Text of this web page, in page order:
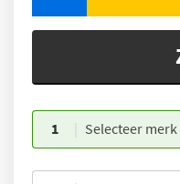
1 Selecteer merk